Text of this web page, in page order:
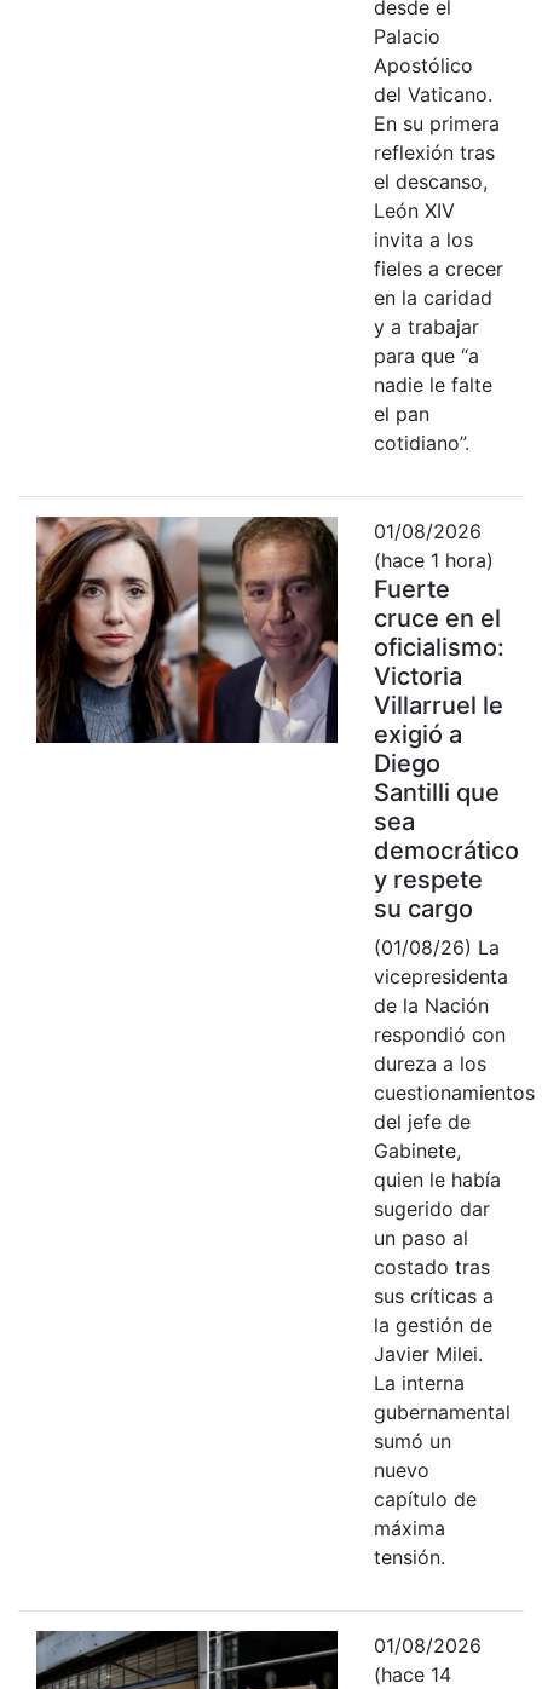
desde el
Palacio
Apostólico
del Vaticano.
En su primera
reflexión tras
el descanso,
León XIV
invita a los
fieles a crecer
en la caridad
y a trabajar
para que “a
nadie le falte
el pan
cotidiano”.
01/08/2026
(hace 1 hora)
Fuerte
cruce en el
oficialismo:
Victoria
Villarruel le
exigió a
Diego
Santilli que
sea
democrático
y respete
su cargo
(01/08/26) La
vicepresidenta
de la Nación
respondió con
dureza a los
cuestionamientos
del jefe de
Gabinete,
quien le había
sugerido dar
un paso al
costado tras
sus críticas a
la gestión de
Javier Milei.
La interna
gubernamental
sumó un
nuevo
capítulo de
máxima
tensión.
01/08/2026
(hace 14